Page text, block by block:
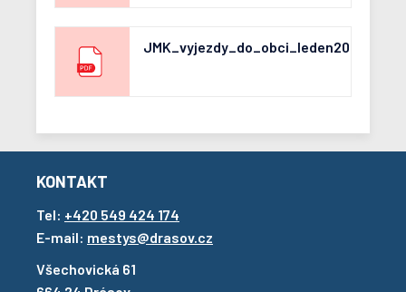
KONTAKT
Tel: +420 549 424 174
E-mail: mestys@drasov.cz
Všechovická 61